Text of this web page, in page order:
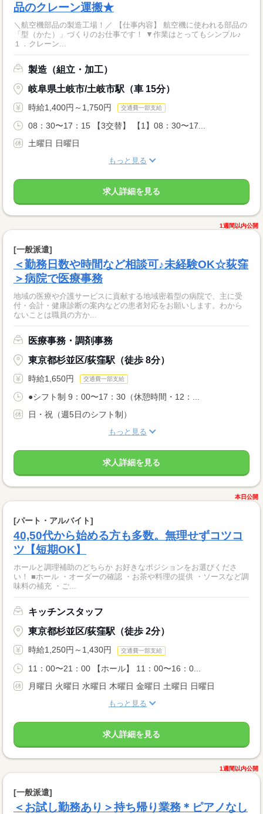
品のクレーン運搬★
＼航空機部品の製造工場！／ 【仕事内容】 航空機に使われる部品の
「型（かた）」づくりのお仕事です！ ▼作業はとってもシンプル♪
１．クレーン...
製造（組立・加工）
岐阜県土岐市/土岐市駅（車 15分）
時給1,400円～1,750円 交通費一部支給
08：30〜17：15 【3交替】 【1】08：30〜17...
土曜日 日曜日
もっと見る
求人詳細を見る
1週間以内公開
[一般派遣]
＜勤務日数や時間など相談可♪未経験OK☆荻窪
＞病院で医療事務
地域の医療や介護サービスに貢献する地域密着型の病院で、主に受
付・会計・健康診断の案内などの患者対応をお願いします。わから
ないことは職員の方か...
医療事務・調剤事務
東京都杉並区/荻窪駅（徒歩 8分）
時給1,650円 交通費一部支給
●シフト制 9：00〜17：30（休憩時間・12：...
日・祝（週5日のシフト制）
もっと見る
求人詳細を見る
本日公開
[パート・アルバイト]
40,50代から始める方も多数。無理せずコツコ
ツ【短期OK】
ホールと調理補助のどちらか お好きなポジションをお選びくださ
い！ ■ホール ・オーダーの確認 ・お茶や料理の提供 ・ソースなど調
味料の補充 ・ご...
キッチンスタッフ
東京都杉並区/荻窪駅（徒歩 2分）
時給1,250円～1,430円 交通費一部支給
11：00〜21：00 【ホール】 11：00〜16：0...
月曜日 火曜日 水曜日 木曜日 金曜日 土曜日 日曜日
もっと見る
求人詳細を見る
1週間以内公開
[一般派遣]
＜お試し勤務あり＞持ち帰り業務＊ピアノなし